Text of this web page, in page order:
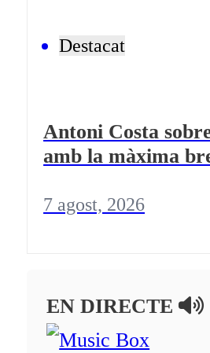
Destacat
Antoni Costa
amb la màxima
7 agost, 2026
EN DIRECTE